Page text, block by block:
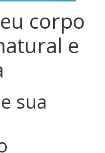
corpo
e
sua